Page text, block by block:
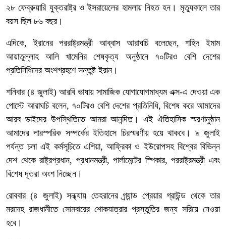
২৮ ফেব্রুয়ারি যুক্তরাষ্ট্র ও ইসরায়েলের হামলায় নিহত হন। মৃত্যুকালে তার
বয়স ছিল ৮৬ বছর।
এদিকে, ইরানের পররাষ্ট্রমন্ত্রী আব্বাস আরাঘচি বলেছেন, শহিদ ইমাম
আয়াতুল্লাহ আলি খামেনির শেষকৃত্য অনুষ্ঠানে ৭০টিরও বেশি দেশের
প্রতিনিধিদের অংশগ্রহণে সন্তুষ্ট ইরান।
শনিবার (৪ জুলাই) আরবি ভাষায় সামাজিক যোগাযোগমাধ্যম এক্স-এ দেওয়া এক
পোস্টে আরাঘচি বলেন, ৭০টিরও বেশি দেশের প্রতিনিধি, বিশেষ করে আমাদের
আরব ভাইদের উপস্থিতিতে আমরা আনন্দিত। এই ঐতিহাসিক স্মরণানুষ্ঠান
আমাদের পারস্পরিক সম্পর্কের ইতিহাসে চিরস্মরণীয় হয়ে থাকবে। ৯ জুলাই
পর্যন্ত চলা এই কর্মসূচিতে এশিয়া, আফ্রিকা ও ইউরোপসহ বিশ্বের বিভিন্ন
দেশ থেকে রাষ্ট্রপ্রধান, প্রধানমন্ত্রী, পার্লামেন্টের স্পিকার, পররাষ্ট্রমন্ত্রী এবং
বিশেষ দূতরা অংশ নিচ্ছেন।
রোববার (৪ জুলাই) সন্ধ্যায় তেহরানের গ্র্যান্ড প্রেয়ার গ্রাউন্ড থেকে তার
মরদেহ রাজধানীতে সোমবারের শোকযাত্রার প্রস্তুতির জন্য সরিয়ে নেওয়া
হবে।